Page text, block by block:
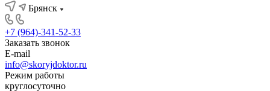
Брянск
+7 (964)-341-52-33
Заказать звонок
E-mail
info@skoryjdoktor.ru
Режим работы
круглосуточно